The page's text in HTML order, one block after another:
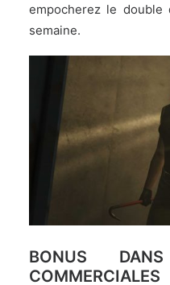
empocherez le
semaine.
BONUS
COMMERCIALES